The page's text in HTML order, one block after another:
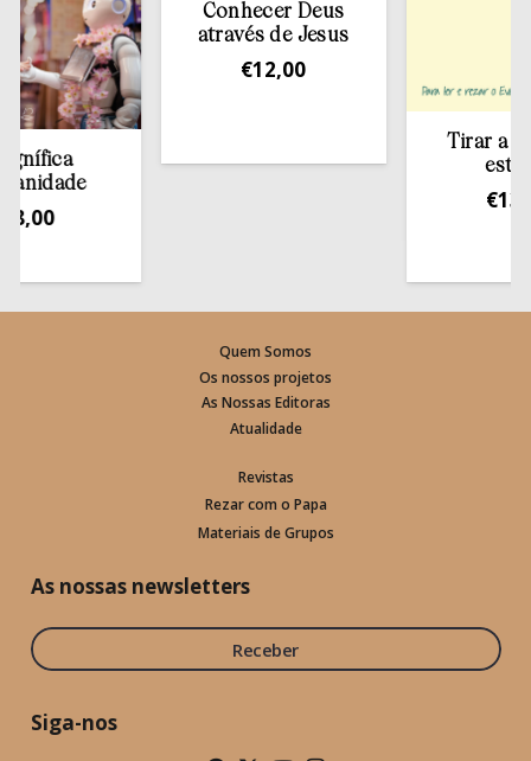
Conhecer Deus
através de Jesus
12,00
Tirar a Bíblia
estante
13,50
Quem Somos
Os nossos projetos
As Nossas Editoras
Atualidade
Revistas
Rezar com o Papa
Materiais de Grupos
As nossas newsletters
Receber
Siga-nos